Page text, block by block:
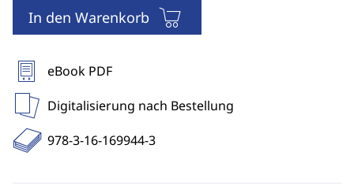
In den Warenkorb
eBook PDF
Digitalisierung nach Bestellung
978-3-16-169944-3